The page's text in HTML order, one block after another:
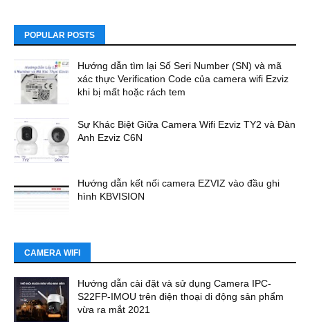
POPULAR POSTS
Hướng dẫn tìm lại Số Seri Number (SN) và mã
xác thực Verification Code của camera wifi Ezviz
khi bị mất hoặc rách tem
Sự Khác Biệt Giữa Camera Wifi Ezviz TY2 và Đàn
Anh Ezviz C6N
Hướng dẫn kết nối camera EZVIZ vào đầu ghi
hình KBVISION
CAMERA WIFI
Hướng dẫn cài đặt và sử dụng Camera IPC-
S22FP-IMOU trên điện thoại di động sản phẩm
vừa ra mắt 2021